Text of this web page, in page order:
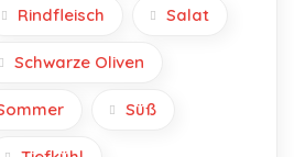
Rindfleisch Salat
Schwarze Oliven
Süß